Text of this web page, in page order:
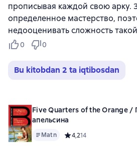
прописывая каждой свою арку.
определенное мастерство,
недооценивать сложность
0 0
Bu kitobdan 2 ta iqtibosdan
Five Quarters of the Orange /
апельсина
Matn Средний рейтинг 4,2 на
4,214